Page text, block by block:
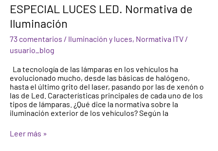
ESPECIAL LUCES LED. Normativa de
Iluminación
73 comentarios / Iluminación y luces, Normativa ITV /
usuario_blog
La tecnología de las lámparas en los vehículos ha
evolucionado mucho, desde las básicas de halógeno,
hasta el último grito del laser, pasando por las de xenón o
las de Led. Características principales de cada uno de los
tipos de lámparas. ¿Qué dice la normativa sobre la
iluminación exterior de los vehículos? Según la
ESPECIAL
LUCES
LED.
de
Iluminación
Leer más »